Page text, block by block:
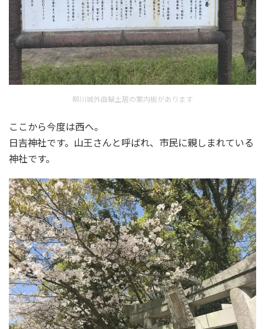
柳川城外曲輪土居の案内板があります
ここから今度は西へ。
日吉神社です。山王さんと呼ばれ、市民に親しまれている
神社です。